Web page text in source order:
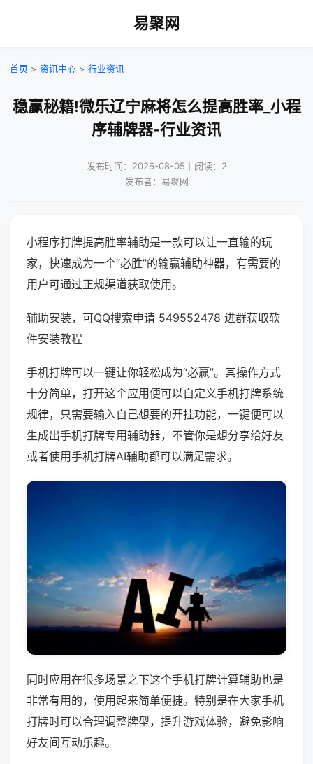
易聚网
首页 > 资讯中心 > 行业资讯
稳赢秘籍!微乐辽宁麻将怎么提高胜率_小程
序辅牌器-行业资讯
发布时间：2026-08-05｜阅读：2
发布者：易聚网
小程序打牌提高胜率辅助是一款可以让一直输的玩
家，快速成为一个“必胜”的输赢辅助神器，有需要的
用户可通过正规渠道获取使用。
辅助安装，可QQ搜索申请 549552478 进群获取软
件安装教程
手机打牌可以一键让你轻松成为“必赢”。其操作方式
十分简单，打开这个应用便可以自定义手机打牌系统
规律，只需要输入自己想要的开挂功能，一键便可以
生成出手机打牌专用辅助器，不管你是想分享给好友
或者使用手机打牌AI辅助都可以满足需求。
同时应用在很多场景之下这个手机打牌计算辅助也是
非常有用的，使用起来简单便捷。特别是在大家手机
打牌时可以合理调整牌型，提升游戏体验，避免影响
好友间互动乐趣。